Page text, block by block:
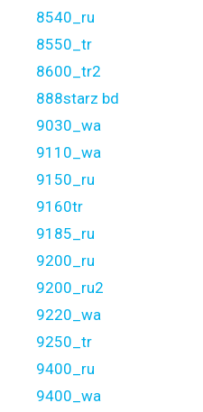
8540_ru
8550_tr
8600_tr2
888starz bd
9030_wa
9110_wa
9150_ru
9160tr
9185_ru
9200_ru
9200_ru2
9220_wa
9250_tr
9400_ru
9400_wa